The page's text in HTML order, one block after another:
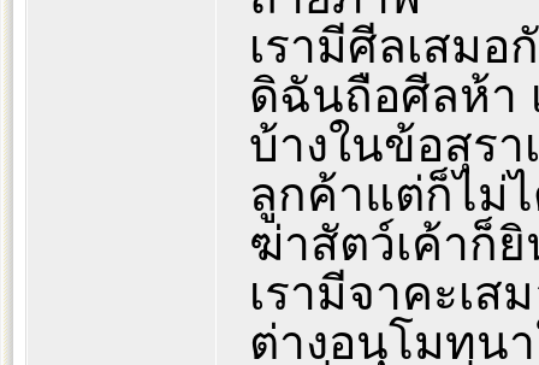
เรามีศีลเสม
ดิฉันถือศีลห้า
บ้างในข้อสุรา
ลูกค้าแต่ก็ไม่
ฆ่าสัตว์เค้าก็
เรามีจาคะเส
ต่างอนุโมทน